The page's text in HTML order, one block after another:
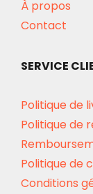
À propos
Contact
SERVICE
Politique de
Politique de
Politique de
Conditions